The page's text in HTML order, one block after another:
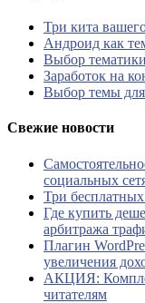
Три кита
Андроид как
Выбор
Заработок на
Выбор темы для
Свежие новости
социальных
Три
Где купить
арбитража
Плагин
увеличения
АКЦИЯ:
читателям